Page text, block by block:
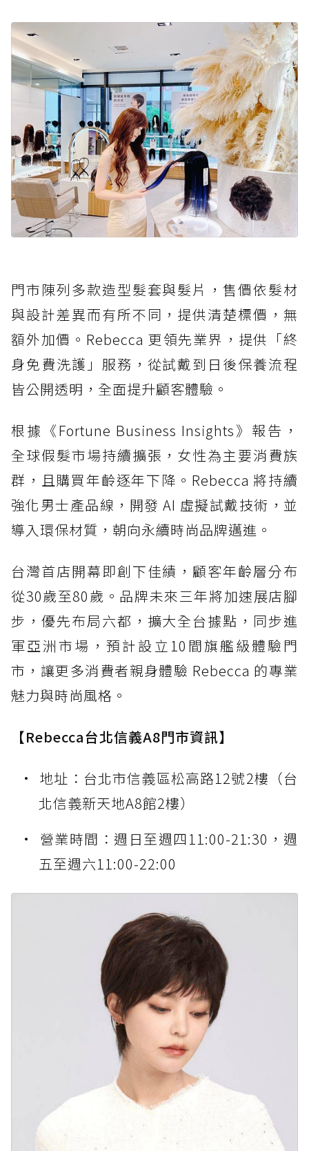
門市陳列多款造型髮套與髮片，售價依髮材
與設計差異而有所不同，提供清楚標價，無
額外加價。Rebecca 更領先業界，提供「終
身免費洗護」服務，從試戴到日後保養流程
皆公開透明，全面提升顧客體驗。
根據《Fortune Business Insights》報告，
全球假髮市場持續擴張，女性為主要消費族
群，且購買年齡逐年下降。Rebecca 將持續
強化男士產品線，開發 AI 虛擬試戴技術，並
導入環保材質，朝向永續時尚品牌邁進。
台灣首店開幕即創下佳績，顧客年齡層分布
從30歲至80歲。品牌未來三年將加速展店腳
步，優先布局六都，擴大全台據點，同步進
軍亞洲市場，預計設立10間旗艦級體驗門
市，讓更多消費者親身體驗 Rebecca 的專業
魅力與時尚風格。
【Rebecca台北信義A8門市資訊】
地址：台北市信義區松高路12號2樓（台
北信義新天地A8館2樓）
營業時間：週日至週四11:00-21:30，週
五至週六11:00-22:00